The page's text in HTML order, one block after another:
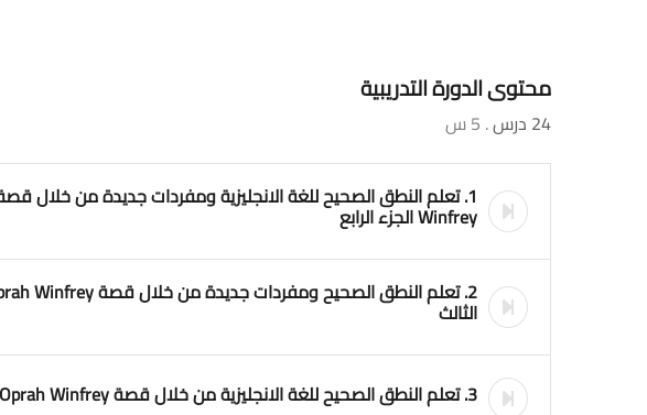
محتوى الدورة التدريبية
24 درس . 5 س
Winfrey الجزء الرابع
الثالث
3. تعلم النطق الصحيح للغة الانجليزية من خلال قصة Oprah Winfrey الجزء الثاني